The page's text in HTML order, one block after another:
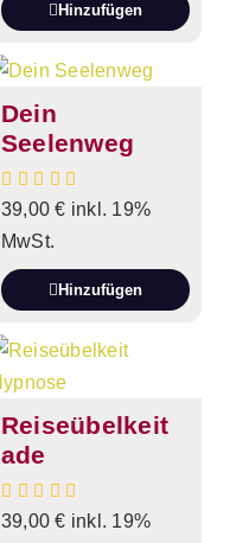
Hinzufügen
Dein
Seelenweg
39,00€ inkl. 19%
MwSt.
Hinzufügen
Reiseübelkeit
ade
39,00€ inkl. 19%